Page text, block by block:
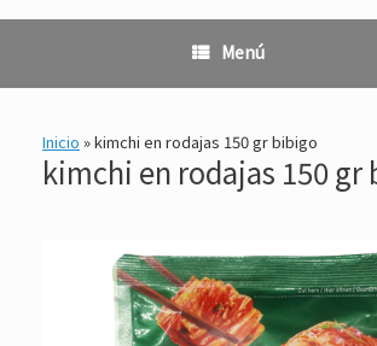
Menú
Inicio »kimchi en rodajas 150 gr bibigo
kimchi en rodajas 150 gr